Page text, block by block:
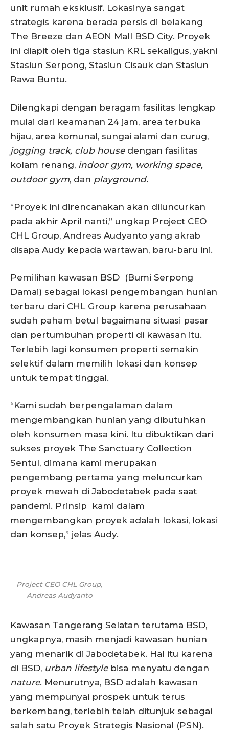
unit rumah eksklusif. Lokasinya sangat
strategis karena berada persis di belakang
The Breeze dan AEON Mall BSD City. Proyek
ini diapit oleh tiga stasiun KRL sekaligus, yakni
Stasiun Serpong, Stasiun Cisauk dan Stasiun
Rawa Buntu.
Dilengkapi dengan beragam fasilitas lengkap
mulai dari keamanan 24 jam, area terbuka
hijau, area komunal, sungai alami dan curug,
jogging track, club housedengan fasilitas
kolam renang, indoor gym, working space,
outdoor gym, dan playground.
“Proyek ini direncanakan akan diluncurkan
pada akhir April nanti,” ungkap Project CEO
CHL Group, Andreas Audyanto yang akrab
disapa Audy kepada wartawan, baru-baru ini.
Pemilihan kawasan BSD (Bumi Serpong
Damai) sebagai lokasi pengembangan hunian
terbaru dari CHL Group karena perusahaan
sudah paham betul bagaimana situasi pasar
dan pertumbuhan properti di kawasan itu.
Terlebih lagi konsumen properti semakin
selektif dalam memilih lokasi dan konsep
untuk tempat tinggal.
“Kami sudah berpengalaman dalam
mengembangkan hunian yang dibutuhkan
oleh konsumen masa kini. Itu dibuktikan dari
sukses proyek The Sanctuary Collection
Sentul, dimana kami merupakan
pengembang pertama yang meluncurkan
proyek mewah di Jabodetabek pada saat
pandemi. Prinsip kami dalam
mengembangkan proyek adalah lokasi, lokasi
dan konsep,” jelas Audy.
Project CEO CHL Group,
Andreas Audyanto
Kawasan Tangerang Selatan terutama BSD,
ungkapnya, masih menjadi kawasan hunian
yang menarik di Jabodetabek. Hal itu karena
di BSD, urban lifestylebisa menyatu dengan
nature. Menurutnya, BSD adalah kawasan
yang mempunyai prospek untuk terus
berkembang, terlebih telah ditunjuk sebagai
salah satu Proyek Strategis Nasional (PSN).